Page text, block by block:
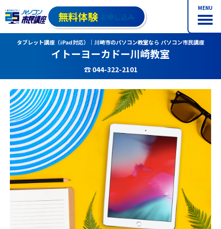
MENU
無料体験 お申し込み
タブレット講座（iPad対応）｜川崎市のパソコン教室なら パソコン市民講座
イトーヨーカドー川崎教室
☎ 044-322-2101